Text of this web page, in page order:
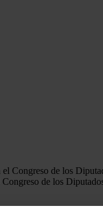
de los